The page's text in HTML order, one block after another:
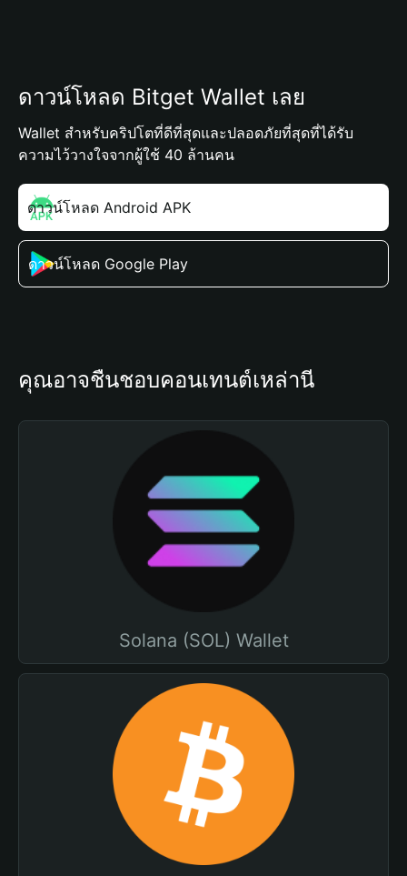
ดาวน์โหลด Bitget Wallet เลย
Wallet สำหรับคริปโตที่ดีที่สุดและปลอดภัยที่สุดที่ได้รับ
ความไว้วางใจจากผู้ใช้ 40 ล้านคน
ดาวน์โหลด Android APK
ดาวน์โหลด Google Play
คุณอาจชื่นชอบคอนเทนต์เหล่านี้
Solana (SOL) Wallet